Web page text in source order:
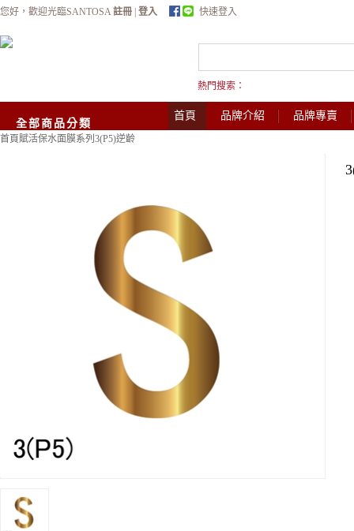
您好，歡迎光臨SANTOSA註冊 登入 快速登入
熱門搜索：
全部商品分類
首頁 品牌介紹 品牌專賣
首頁 賦活保水面膜系列 3(P5)逆齡